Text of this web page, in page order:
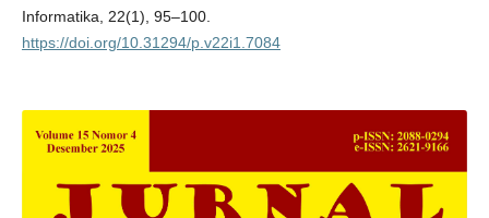
Informatika, 22(1), 95–100.
https://doi.org/10.31294/p.v22i1.7084